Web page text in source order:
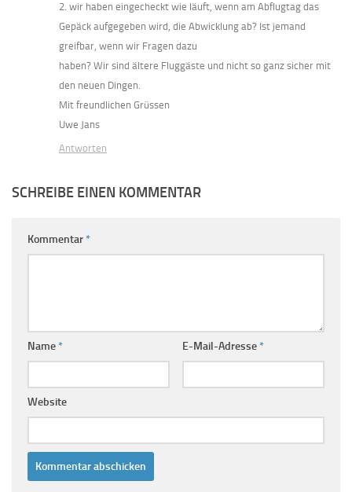
2. wir haben eingecheckt wie läuft, wenn am Abflugtag das
Gepäck aufgegeben wird, die Abwicklung ab? Ist jemand
greifbar, wenn wir Fragen dazu
haben? Wir sind ältere Fluggäste und nicht so ganz sicher mit
den neuen Dingen.
Mit freundlichen Grüssen
Uwe Jans
Antworten
SCHREIBE EINEN KOMMENTAR
Kommentar*
Name* E-Mail-Adresse*
Website